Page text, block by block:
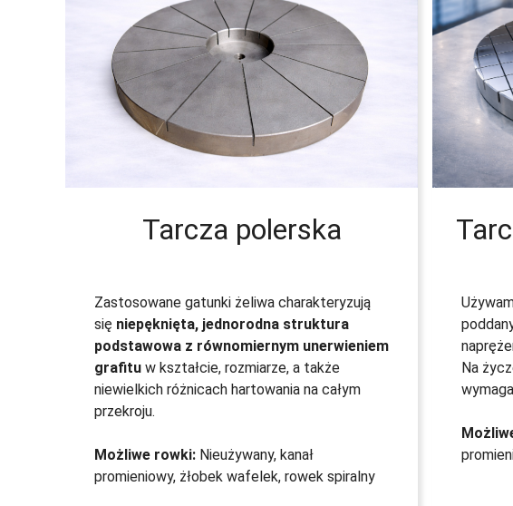
Tarcza polerska
Zastosowane gatunki żeliwa charakteryzują
się niepęknięta, jednorodna struktura
podstawowa z równomiernym unerwieniem
grafitu w kształcie, rozmiarze, a także
niewielkich różnicach hartowania na całym
przekroju.
Możliwe rowki: Nieużywany, kanał
promieniowy, żłobek wafelek, rowek spiralny
Na